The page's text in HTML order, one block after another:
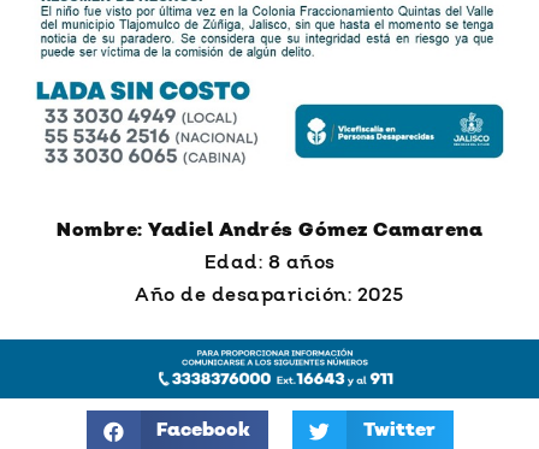
Nombre: Yadiel Andrés Gómez Camarena
Edad: 8 años
Año de desaparición: 2025
Facebook Twitter